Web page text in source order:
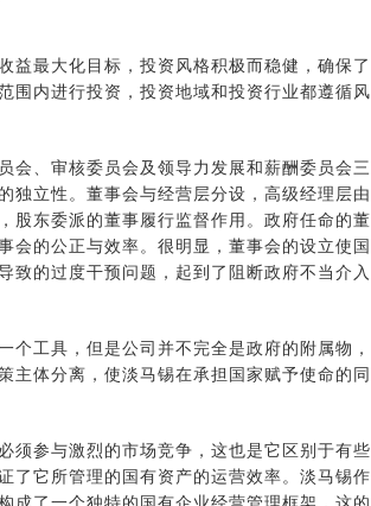
最大化目标，投资风格积极而稳健，确保了
围内进行投资，投资地域和投资行业都遵循风
、审核委员会及领导力发展和薪酬委员会三
独立性。董事会与经营层分设，高级经理层由
股东委派的董事履行监督作用。政府任命的董
会的公正与效率。很明显，董事会的设立使国
致的过度干预问题，起到了阻断政府不当介入
工具，但是公司并不完全是政府的附属物，
主体分离，使淡马锡在承担国家赋予使命的同
参与激烈的市场竞争，这也是它区别于有些
了它所管理的国有资产的运营效率。淡马锡作